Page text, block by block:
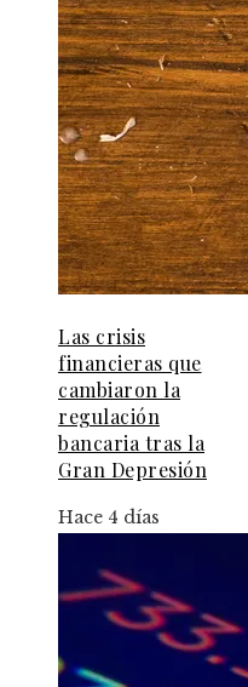
Las crisis
financieras que
cambiaron la
regulación
bancaria tras la
Gran Depresión
Hace 4 días